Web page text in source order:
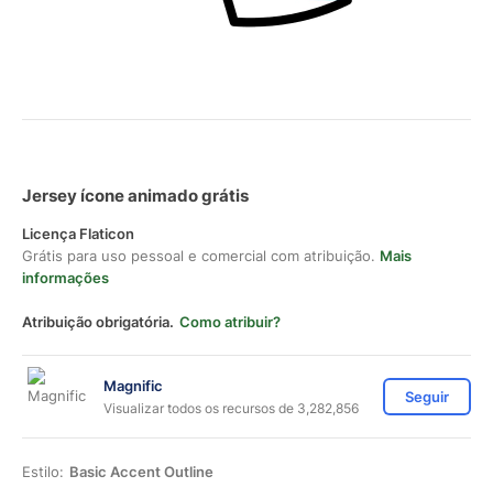
Jersey ícone animado grátis
Licença Flaticon
Grátis para uso pessoal e comercial com atribuição. Mais
informações
Atribuição obrigatória. Como atribuir?
Magnific
Visualizar todos os recursos de 3,282,856
Seguir
Estilo: Basic Accent Outline